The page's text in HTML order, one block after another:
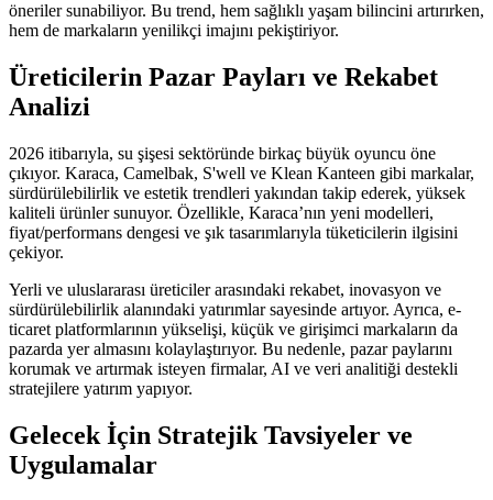
öneriler sunabiliyor. Bu trend, hem sağlıklı yaşam bilincini artırırken,
hem de markaların yenilikçi imajını pekiştiriyor.
Üreticilerin Pazar Payları ve Rekabet
Analizi
2026 itibarıyla, su şişesi sektöründe birkaç büyük oyuncu öne
çıkıyor. Karaca, Camelbak, S'well ve Klean Kanteen gibi markalar,
sürdürülebilirlik ve estetik trendleri yakından takip ederek, yüksek
kaliteli ürünler sunuyor. Özellikle, Karaca’nın yeni modelleri,
fiyat/performans dengesi ve şık tasarımlarıyla tüketicilerin ilgisini
çekiyor.
Yerli ve uluslararası üreticiler arasındaki rekabet, inovasyon ve
sürdürülebilirlik alanındaki yatırımlar sayesinde artıyor. Ayrıca, e-
ticaret platformlarının yükselişi, küçük ve girişimci markaların da
pazarda yer almasını kolaylaştırıyor. Bu nedenle, pazar paylarını
korumak ve artırmak isteyen firmalar, AI ve veri analitiği destekli
stratejilere yatırım yapıyor.
Gelecek İçin Stratejik Tavsiyeler ve
Uygulamalar